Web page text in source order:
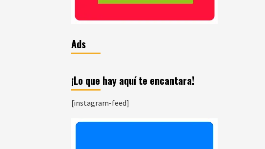
Ads
¡Lo que hay aquí te encantara!
[instagram-feed]